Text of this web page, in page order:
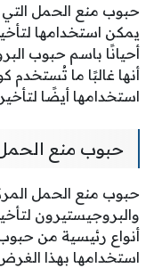
حبوب منع الحمل
يمكن استخدامها
أحيانًا باسم حبوب
أنها غالبًا ما تُستخدم
استخدامها أيضًا
حبوب منع
حبوب منع الحمل
والبروجيستيرون
أنواع رئيسية من
استخدامها بهذا